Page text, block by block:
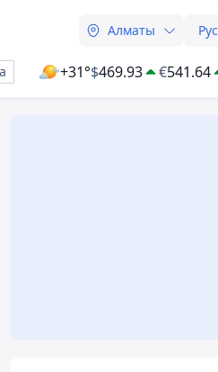
Алматы Рус
+31°$469.93 €541.64